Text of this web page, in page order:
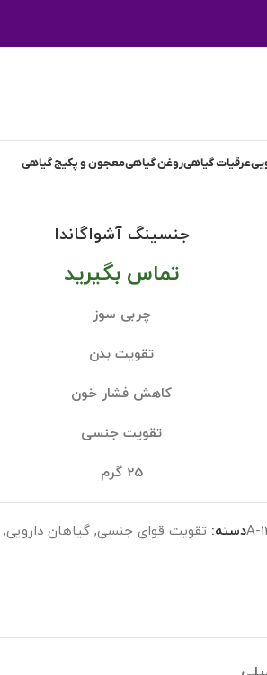
عرقیات گیاهیروغن گیاهیمعجون و پکیج گیاهی
جنسینگ آشواگاندا
تماس بگیرید
چربی سوز
تقویت بدن
کاهش فشار خون
تقویت جنسی
25 گرم
A-دسته: تقویت قوای جنسی, گیاهان دارویی,